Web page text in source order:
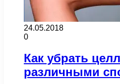
24.05.2018
0
Как убрать
различными